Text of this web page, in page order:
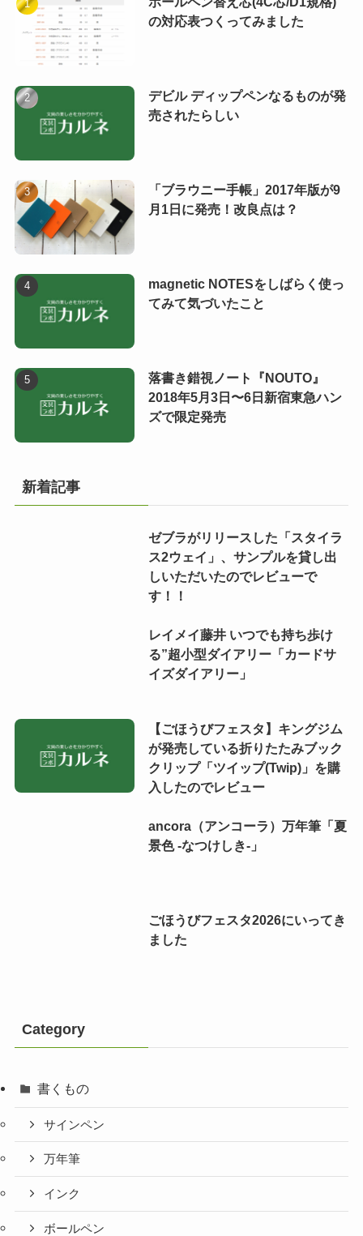
の対応表つくってみました
デビル ディップペンなるものが発
売されたらしい
「ブラウニー手帳」2017年版が9
月1日に発売！改良点は？
magnetic NOTESをしばらく使っ
てみて気づいたこと
落書き錯視ノート『NOUTO』
2018年5月3日〜6日新宿東急ハン
ズで限定発売
新着記事
ゼブラがリリースした「スタイラ
ス2ウェイ」、サンプルを貸し出
しいただいたのでレビューで
す！！
レイメイ藤井 いつでも持ち歩け
る”超小型ダイアリー「カードサ
イズダイアリー」
【ごほうびフェスタ】キングジム
が発売している折りたたみブック
クリップ「ツイップ(Twip)」を購
入したのでレビュー
ancora（アンコーラ）万年筆「夏
景色 -なつけしき-」
ごほうびフェスタ2026にいってき
ました
Category
書くもの
サインペン
万年筆
インク
ボールペン